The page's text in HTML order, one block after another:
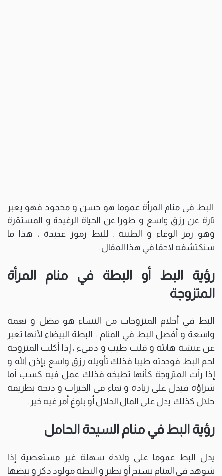
البط في منام المرأة عموما هو حسن و محمود فهو يعبر
تارة عن رزق واسع و طورا عن الحياة الرغيدة و المستقرة
وهو رمز الوفاء و الطيبة . للبط رموز عديدة ، هذا ما
سنكتشفه لاحقا في هذا المقال .
رؤية البط أو البطة في منام المرأة
المتزوجة
البط في أحلام المتزوجات من النساء هو فضل و نعمة
واسعة و أفضل البط في المنام : البطة البيضاء لأنها تعبر
عن عيشة هانئة و قلب طيب و دفيء ، إذا أكلت المتزوجة
لحم البط فوجدته طيبا فذلك تأويله رزق واسع بإذن الله و
إذا رأت المتزوجة كأنها تطبخه فذلك عمل فيه كسب أما
شراؤه فيدل على زيادة و نماء في الخيرات و ذبحه بطريقة
حلال كذلك يدل على المال الحلال أو بلوغ أمر فيه خير .
رؤية البط في منام السيدة الحامل
يدل البط عموما على ولادة سهلة غير مستعصية إذا
شوهد في المنام يسبح أو يطير و البطة مولود ذكر و بيضها